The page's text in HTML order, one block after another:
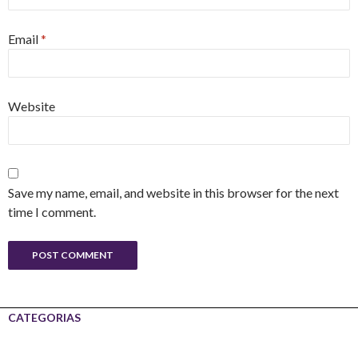
Email*
Website
Save my name, email, and website in this browser for the next
time I comment.
CATEGORIAS